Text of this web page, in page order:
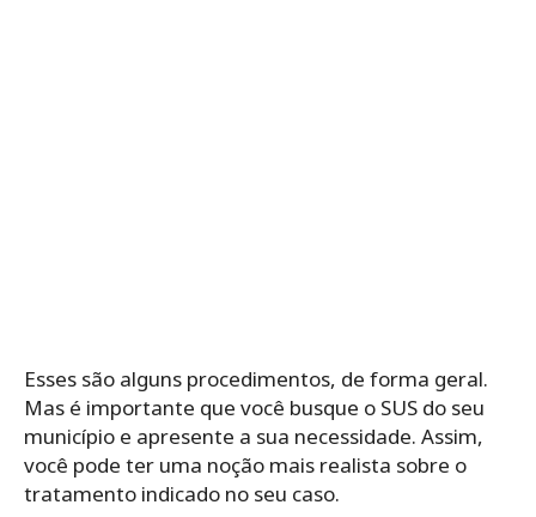
Esses são alguns procedimentos, de forma geral.
Mas é importante que você busque o SUS do seu
município e apresente a sua necessidade. Assim,
você pode ter uma noção mais realista sobre o
tratamento indicado no seu caso.